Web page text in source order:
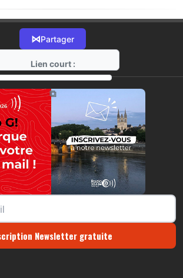
⋈Partager
Lien court :
https://radio-g.fr?7562
⧉
Newsletter gratuite